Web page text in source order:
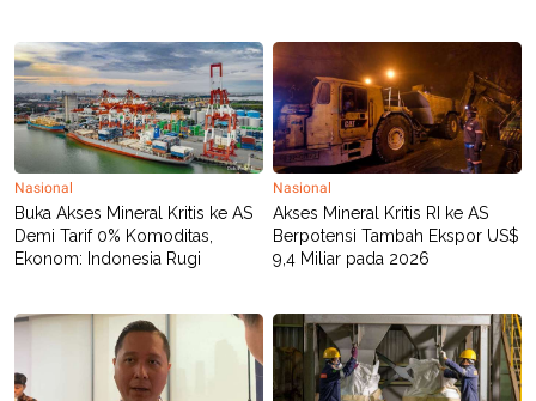
Nasional
Buka Akses Mineral Kritis ke AS
Demi Tarif 0% Komoditas,
Ekonom: Indonesia Rugi
Nasional
Akses Mineral Kritis RI ke AS
Berpotensi Tambah Ekspor US$
9,4 Miliar pada 2026